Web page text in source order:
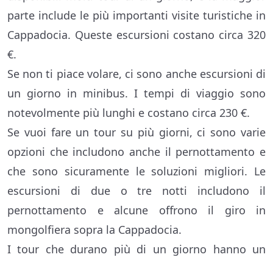
parte include le più importanti visite turistiche in
Cappadocia. Queste escursioni costano circa 320
€.
Se non ti piace volare, ci sono anche escursioni di
un giorno in minibus. I tempi di viaggio sono
notevolmente più lunghi e costano circa 230 €.
Se vuoi fare un tour su più giorni, ci sono varie
opzioni che includono anche il pernottamento e
che sono sicuramente le soluzioni migliori. Le
escursioni di due o tre notti includono il
pernottamento e alcune offrono il giro in
mongolfiera sopra la Cappadocia.
I tour che durano più di un giorno hanno un